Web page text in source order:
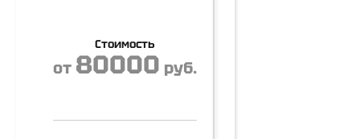
Стоимость
от 80000 руб.